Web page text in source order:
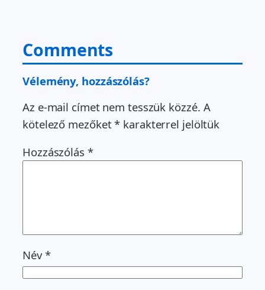
Comments
Vélemény, hozzászólás?
Az e-mail címet nem tesszük közzé. A
kötelező mezőket* karakterrel jelöltük
Hozzászólás *
Név*